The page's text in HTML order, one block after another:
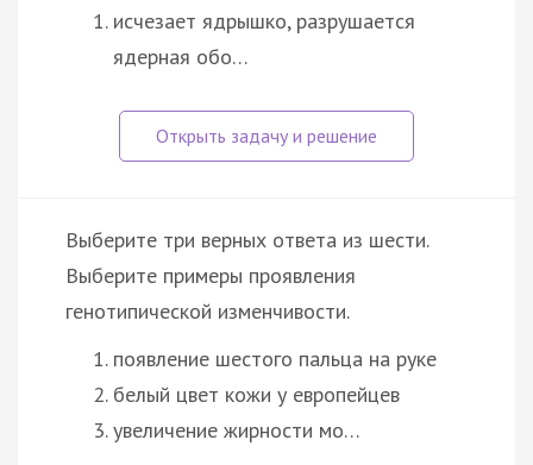
исчезает ядрышко, разрушается
ядерная обо…
Выберите три верных ответа из шести.
Выберите примеры проявления
генотипической изменчивости.
появление шестого пальца на руке
белый цвет кожи у европейцев
увеличение жирности мо…